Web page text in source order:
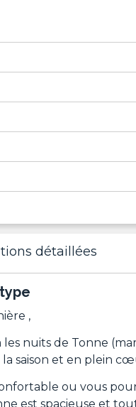
détaillées
,
nuits de Tonne
saison et en plein
ou vous
est spacieuse et